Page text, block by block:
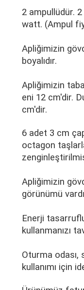
2 ampullüdür.
watt. (Ampul
Apliğimizin
boyalıdır.
Apliğimizin
eni 12 cm'dir.
cm'dir.
6 adet 3 cm
octagon
Apliğimizin
görünümü
Enerji
kullanmanızı
Oturma
kullanımı için